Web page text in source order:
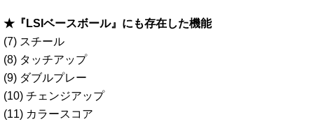
★『LSIベースボール』にも存在した機能
(7) スチール
(8) タッチアップ
(9) ダブルプレー
(10) チェンジアップ
(11) カラースコア